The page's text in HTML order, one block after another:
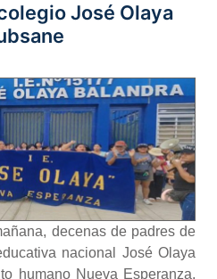
José Olaya
decenas de padres de
nacional José Olaya
humano Nueva Esperanza,